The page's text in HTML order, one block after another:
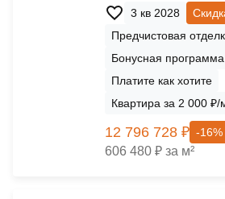
3 кв 2028
Предчистовая
Бонусная
Платите как хотите
Квартира за 2 000 ₽/
12 796 728 ₽ -16%
606 480 ₽ за м²